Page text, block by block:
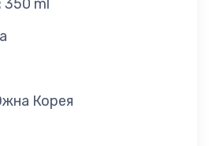
350 ml
Корея